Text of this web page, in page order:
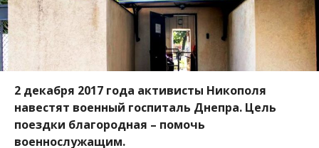
2 декабря 2017 года активисты Никополя
навестят военный госпиталь Днепра. Цель
поездки благородная – помочь
военнослужащим.